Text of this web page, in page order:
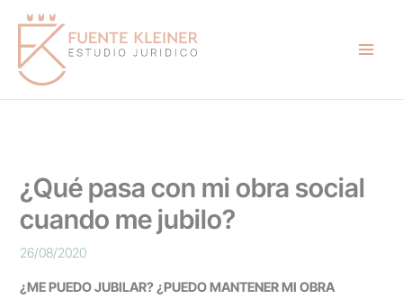
contenido
¿Qué pasa con mi obra social
cuando me jubilo?
26/08/2020
¿ME PUEDO JUBILAR? ¿PUEDO MANTENER MI OBRA
B
s